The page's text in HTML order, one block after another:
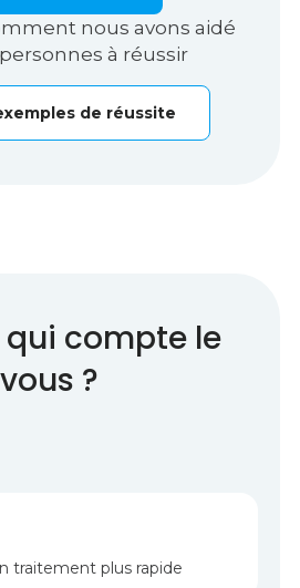
nous avons aidé
à réussir
de réussite
compte le
?
traitement plus rapide